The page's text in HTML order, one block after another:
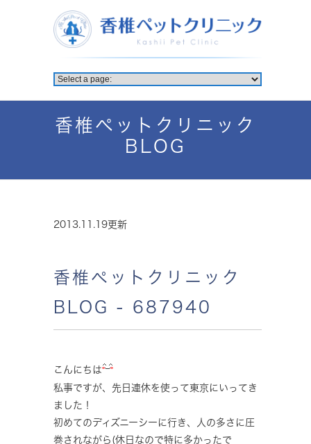
香椎ペットクリニック
BLOG
2013.11.19更新
香椎ペットクリニック
BLOG - 687940
こんにちは
私事ですが、先日連休を使って東京にいってき
ました！
初めてのディズニーシーに行き、人の多さに圧
巻されながら(休日なので特に多かったで